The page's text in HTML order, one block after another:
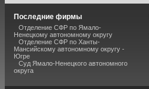
Последние фирмы
Отделение СФР по Ямало-
Ненецкому автономному округу
Отделение СФР по Ханты-
Мансийскому автономному округу -
Югре
Суд Ямало-Ненецкого автономного
округа